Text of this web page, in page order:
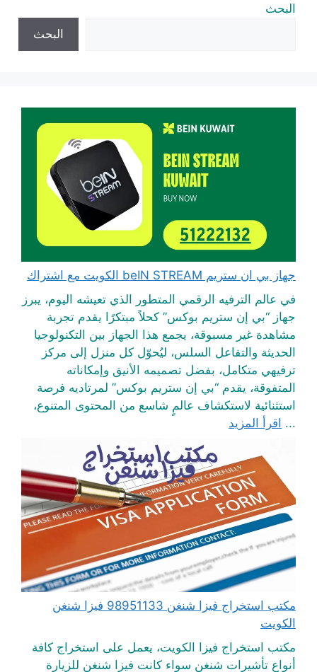
البحث
البحث
جهاز بي ان ستريم beIN STREAM الكويت مع اشتراك
في عالم الترفيه الرقمي المتطور الذي تعيشه اليوم، يبرز
جهاز “بي إن ستريم بوكس” كحلاً مبتكرًا يقدم تجربة
مشاهدة غير مسبوقة، يجمع هذا الجهاز بين التكنولوجيا
الحديثة والتفاعل السلس، ليُحوّل كل منزل إلى مركز
ترفيهي متكامل، بفضل تصميمه الأنيق وإمكاناته
المتفوقة، يقدم “بي إن ستريم بوكس” لمرتاديه فرصة
استثنائية لاستكشاف عالمٍ شاسع من المحتوى المتنوع،
... اقرأ المزيد
مكتب استخراج فيزا شنغن 98951133 فيزا شنغن
الكويت
مكتب استخراج فيزا الكويت، يعمل على استخراج كافة
أنواع تأشيرات شنغن سواء كانت فيزا شنغن للزيارة